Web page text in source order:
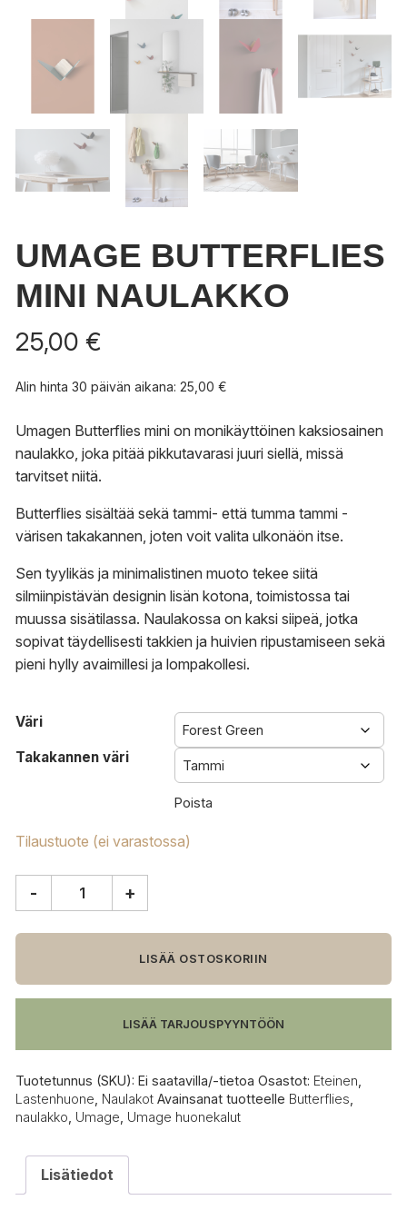
UMAGE BUTTERFLIES
MINI NAULAKKO
25,00 €
Alin hinta 30 päivän aikana: 25,00 €
Umagen Butterflies mini on monikäyttöinen kaksiosainen
naulakko, joka pitää pikkutavarasi juuri siellä, missä
tarvitset niitä.
Butterflies sisältää sekä tammi- että tumma tammi -
värisen takakannen, joten voit valita ulkonäön itse.
Sen tyylikäs ja minimalistinen muoto tekee siitä
silmiinpistävän designin lisän kotona, toimistossa tai
muussa sisätilassa. Naulakossa on kaksi siipeä, jotka
sopivat täydellisesti takkien ja huivien ripustamiseen sekä
pieni hylly avaimillesi ja lompakollesi.
Väri
Takakannen väri
Poista
Tilaustuote (ei varastossa)
mini
määrä
- +
LISÄÄ OSTOSKORIIN
LISÄÄ TARJOUSPYYNTÖÖN
Tuotetunnus (SKU): Ei saatavilla/-tietoa Osastot: Eteinen
Lastenhuone Naulakot Avainsanat tuotteelle Butterflies
naulakko Umage Umage huonekalut
Lisätiedot